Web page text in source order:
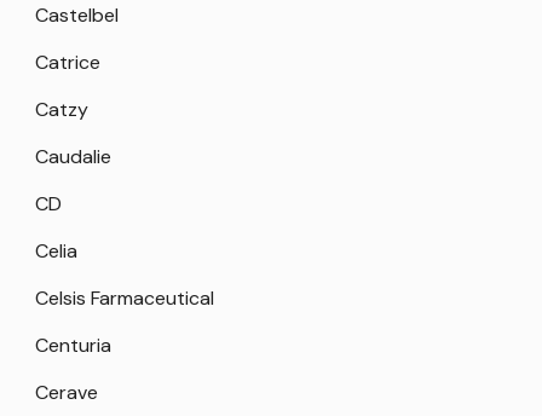
Castelbel
Catrice
Catzy
Caudalie
CD
Celia
Celsis Farmaceutical
Centuria
Cerave